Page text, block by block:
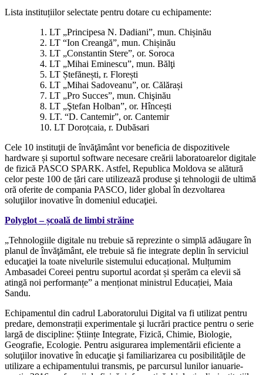
Lista instituțiilor selectate pentru dotare cu echipamente:
1. LT „Principesa N. Dadiani”, mun. Chișinău
2. LT “Ion Creangă”, mun. Chișinău
3. LT „Constantin Stere”, or. Soroca
4. LT „Mihai Eminescu”, mun. Bălţi
5. LT Ștefănești, r. Florești
6. LT „Mihai Sadoveanu”, or. Călărași
7. LT „Pro Succes”, mun. Chişinău
8. LT „Ştefan Holban”, or. Hîncești
9. LT. “D. Cantemir”, or. Cantemir
10. LT Doroțcaia, r. Dubăsari
Cele 10 instituţii de învăţământ vor beneficia de dispozitivele
hardware și suportul software necesare creării laboratoarelor digitale
de fizică PASCO SPARK. Astfel, Republica Moldova se alătură
celor peste 100 de țări care utilizează produse şi tehnologii de ultimă
oră oferite de compania PASCO, lider global în dezvoltarea
soluţiilor inovative în domeniul educaţiei.
Polyglot – școală de limbi străine
„Tehnologiile digitale nu trebuie să reprezinte o simplă adăugare în
planul de învăţământ, ele trebuie să fie integrate deplin în serviciul
educaţiei la toate nivelurile sistemului educațional. Mulțumim
Ambasadei Coreei pentru suportul acordat și sperăm ca elevii să
atingă noi performanțe” a menționat ministrul Educației, Maia
Sandu.
Echipamentul din cadrul Laboratorului Digital va fi utilizat pentru
predare, demonstrații experimentale şi lucrări practice pentru o serie
largă de discipline: Științe Integrate, Fizică, Chimie, Biologie,
Geografie, Ecologie. Pentru asigurarea implementării eficiente a
soluţiilor inovative în educaţie şi familiarizarea cu posibilităţile de
utilizare a echipamentului transmis, pe parcursul lunilor ianuarie-